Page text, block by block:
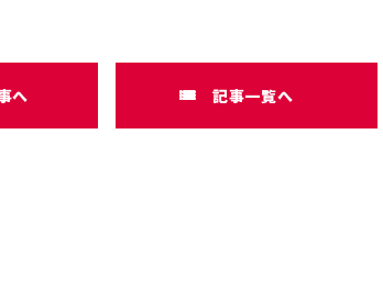
へ 記事一覧へ